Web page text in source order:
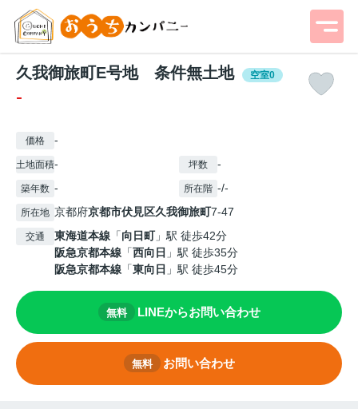
久我御旅町E号地 条件無土地 空室0
-
価格 -
土地面積- 坪数 -
築年数 - 所在階 -/-
所在地 京都府京都市伏見区久我御旅町7-47
交通 東海道本線 「向日町」駅 徒歩42分
阪急京都本線 「西向日 」駅 徒歩35分
阪急京都本線 「東向日 」駅 徒歩45分
無料 LINEからお問い合わせ
無料 お問い合わせ